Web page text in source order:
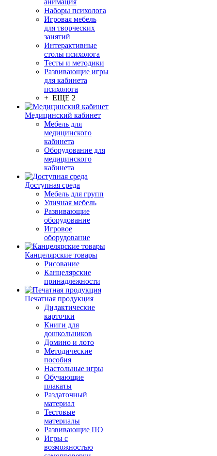
анимация
Наборы психолога
Игровая мебель
для творческих
занятий
Интерактивные
столы психолога
Тесты и методики
Развивающие игры
для кабинета
психолога
+ ЕЩЕ 2
Медицинский кабинет
Мебель для
медицинского
кабинета
Оборудование для
медицинского
кабинета
Доступная среда
Мебель для групп
Уличная мебель
Развивающие
оборудование
Игровое
оборудование
Канцелярские товары
Рисование
Канцелярские
принадлежности
Печатная продукция
Дидактические
карточки
Книги для
дошкольников
Домино и лото
Методические
пособия
Настольные игры
Обучающие
плакаты
Раздаточный
материал
Тестовые
материалы
Развивающие ПО
Игры с
возможностью